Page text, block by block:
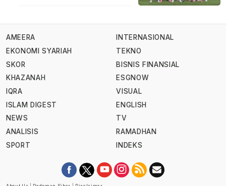
AMEERA
EKONOMI SYARIAH
SKOR
KHAZANAH
IQRA
ISLAM DIGEST
NEWS
ANALISIS
SPORT
INTERNASIONAL
TEKNO
BISNIS FINANSIAL
ESGNOW
VISUAL
ENGLISH
TV
RAMADHAN
INDEKS